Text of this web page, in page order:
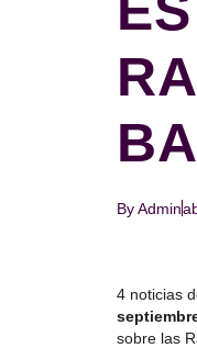
ByAdmin
4 noticias
sobre las